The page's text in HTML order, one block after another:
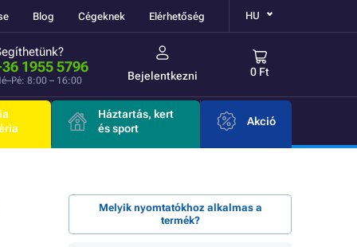
Blog Cégeknek Elérhetőség HU
1955 5796
8:00 – 16:00 Bejelentkezni 0 Ft
Háztartás, kert
és sport
Akció
Melyik nyomtatókhoz alkalmas a
termék?